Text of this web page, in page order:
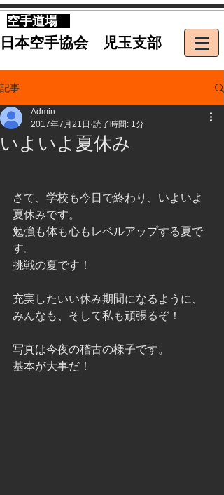
​空手道場
​日本空手協会 児玉支部
記事
いよいよ夏休み
Admin
2017年7月21日 読了時間: 1分
さて、学校も今日で終わり、いよいよ
夏休みです。
勉強も体も心もレベルアップする夏で
す。
挑戦の夏です！
充実したいい休み期間になるように、
みんなも、そして私も頑張るぞ！
写真は今夜の稽古の様子です。
基本が大事だ！